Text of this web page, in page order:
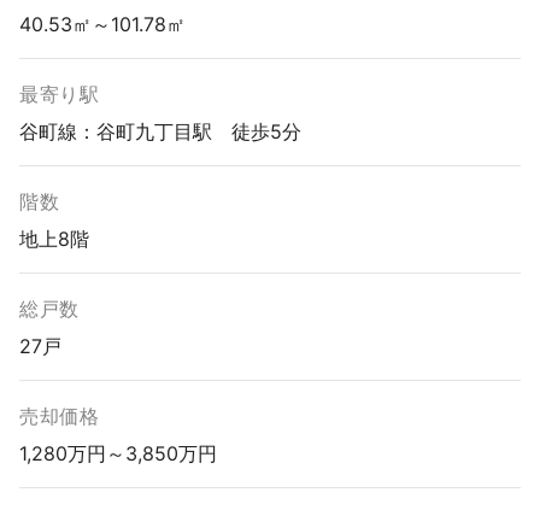
40.53㎡～101.78㎡
最寄り駅
谷町線：谷町九丁目駅 徒歩5分
階数
地上8階
総戸数
27戸
売却価格
1,280万円～3,850万円